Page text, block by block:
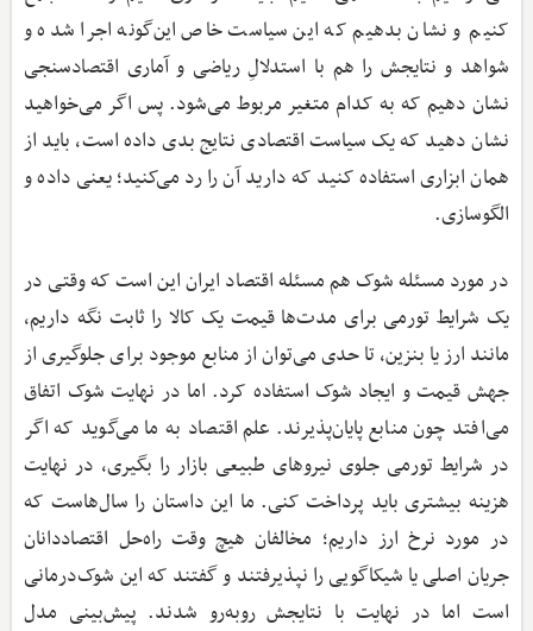
کنیم و نشان بدهیم که این سیاست خاص این‌گونه اجرا شده و
شواهد و نتایجش را هم با استدلالِ ریاضی و آماری اقتصادسنجی
نشان دهیم که به کدام متغیر مربوط می‌شود. پس اگر می‌خواهید
نشان دهید که یک سیاست اقتصادی نتایج بدی داده است، باید از
همان ابزاری استفاده کنید که دارید آن را رد می‌کنید؛ یعنی داده و
الگوسازی.
در مورد مسئله شوک هم مسئله اقتصاد ایران این است که وقتی در
یک شرایط تورمی برای مدت‌ها قیمت یک کالا را ثابت نگه داریم،
مانند ارز یا بنزین، تا حدی می‌توان از منابع موجود برای جلوگیری از
جهش قیمت و ایجاد شوک استفاده کرد. اما در نهایت شوک اتفاق
می‌افتد چون منابع پایان‌پذیرند. علم اقتصاد به ما می‌گوید که اگر
در شرایط تورمی جلوی نیروهای طبیعی بازار را بگیری، در نهایت
هزینه بیشتری باید پرداخت کنی. ما این داستان را سال‌هاست که
در مورد نرخ ارز داریم؛ مخالفان هیچ وقت راه‌حل اقتصاددانان
جریان اصلی یا شیکاگویی را نپذیرفتند و گفتند که این شوک‌درمانی
است اما در نهایت با نتایجش روبه‌رو شدند. پیش‌بینی مدل